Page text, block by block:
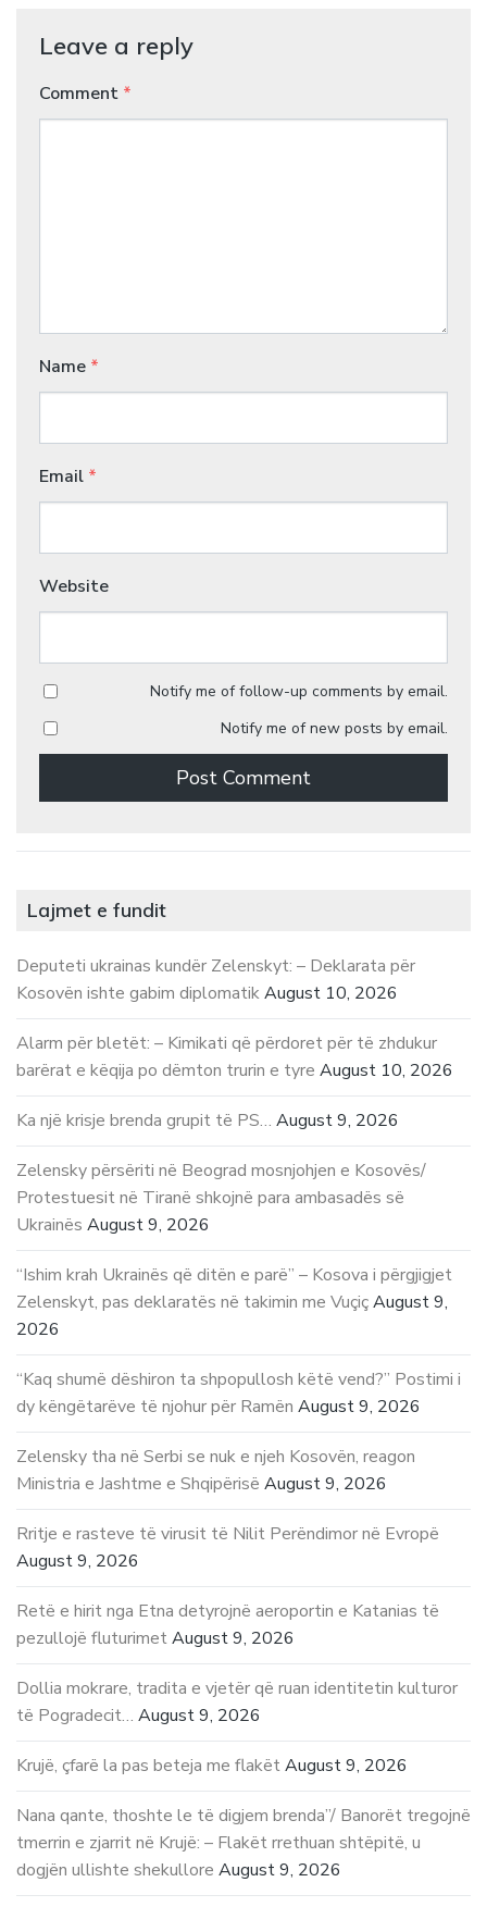
Leave a reply
Comment *
Name *
Email *
Website
Notify me of follow-up comments by email.
Notify me of new posts by email.
Lajmet e fundit
Deputeti ukrainas kundër Zelenskyt: – Deklarata për
Kosovën ishte gabim diplomatikAugust 10, 2026
Alarm për bletët: – Kimikati që përdoret për të zhdukur
barërat e këqija po dëmton trurin e tyre August 10, 2026
Ka një krisje brenda grupit të PS… August 9, 2026
Zelensky përsëriti në Beograd mosnjohjen e Kosovës/
Protestuesit në Tiranë shkojnë para ambasadës së
Ukrainës August 9, 2026
“Ishim krah Ukrainës që ditën e parë” – Kosova i përgjigjet
Zelenskyt, pas deklaratës në takimin me VuçiçAugust 9,
2026
“Kaq shumë dëshiron ta shpopullosh këtë vend?” Postimi i
dy këngëtarëve të njohur për Ramën August 9, 2026
Zelensky tha në Serbi se nuk e njeh Kosovën, reagon
Ministria e Jashtme e Shqipërisë August 9, 2026
Rritje e rasteve të virusit të Nilit Perëndimor në Evropë
August 9, 2026
Retë e hirit nga Etna detyrojnë aeroportin e Katanias të
pezullojë fluturimetAugust 9, 2026
Dollia mokrare, tradita e vjetër që ruan identitetin kulturor
të Pogradecit… August 9, 2026
Krujë, çfarë la pas beteja me flakëtAugust 9, 2026
Nana qante, thoshte le të digjem brenda”/ Banorët tregojnë
tmerrin e zjarrit në Krujë: – Flakët rrethuan shtëpitë, u
dogjën ullishte shekullore August 9, 2026